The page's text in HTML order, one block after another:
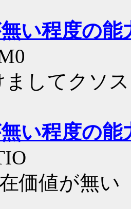
い程度の能
ましてクソ
い程度の能
価値が無い